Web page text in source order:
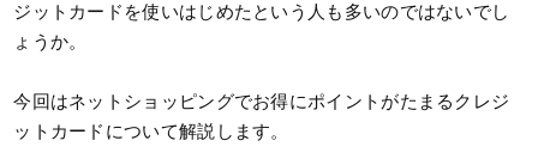
ジットカードを使いはじめたという人も多いのではないでし
ょうか。
今回はネットショッピングでお得にポイントがたまるクレジ
ットカードについて解説します。